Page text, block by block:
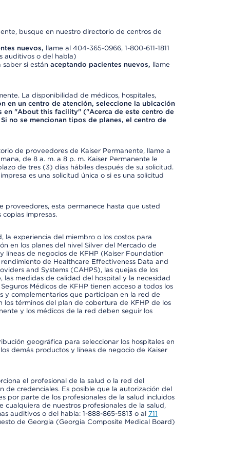
busque en nuestro directorio de centros de
nuevos, llame al 404-365-0966, 1-800-611-1811
auditivos o del habla)
si están aceptando pacientes nuevos, llame
La disponibilidad de médicos, hospitales,
en un centro de atención, seleccione la ubicación
"About this facility" ("Acerca de este centro de
no se mencionan tipos de planes, el centro de
de proveedores de Kaiser Permanente, llame a
de 8 a. m. a 8 p. m. Kaiser Permanente le
de tres (3) días hábiles después de su solicitud.
es una solicitud única o si es una solicitud
proveedores, esta permanece hasta que usted
impresas.
la experiencia del miembro o los costos para
en los planes del nivel Silver del Mercado de
líneas de negocios de KFHP (Kaiser Foundation
de Healthcare Effectiveness Data and
and Systems (CAHPS), las quejas de los
medidas de calidad del hospital y la necesidad
Médicos de KFHP tienen acceso a todos los
y complementarios que participan en la red de
términos del plan de cobertura de KFHP de los
y los médicos de la red deben seguir los
geográfica para seleccionar los hospitales en
demás productos y líneas de negocio de Kaiser
el profesional de la salud o la red del
de credenciales. Es posible que la autorización del
por parte de los profesionales de la salud incluidos
de nuestros profesionales de la salud,
auditivos o del habla: 1-888-865-5813 o al 711
de Georgia (Georgia Composite Medical Board)